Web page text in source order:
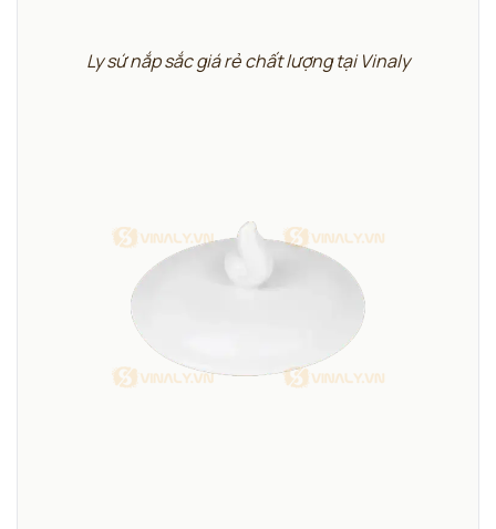
Ly sứ nắp sắc giá rẻ chất lượng tại Vinaly